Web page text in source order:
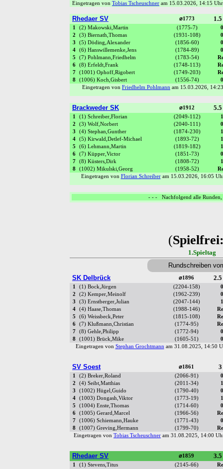
Eingetragen von Tobias Tscheuschner am 15.03.2026, 14:15
Rhedaer SV ⌀1773
1 (2) Makowski,Martin (1775-7)
2
(3) Biernath,Thomas (1931-108)
3
(5) Döding,Alexander (1856-60)
4
(6) Hanswillemenke,Jens (1784-89)
5
(7) Pohlmann,Friedhelm (1783-54)
6
(8) Erfeldt,Frank (1748-113)
7
(1001) Ophoff,Rigobert (1749-203)
8
(1006) Koch,Gisbert (1556-74)
Eingetragen von Friedhelm Pohlmann am 15.03.2026,
Brackweder SK ⌀1912
1 (1) Schreiber,Florian (2049-112)
2
(3) Wolf,Norbert (2040-111)
3
(4) Stephan,Gunther (1874-230)
4
(5) Kirwald,Detlef-Michael (1893-72)
5
(6) Lehmann,Martin (1819-182)
6
(7) Küpper,Victor (1851-73)
7
(8) Küsters,Dirk (1808-72)
8
(1002) Mikulski,Georg (1958-52)
Eingetragen von Florian Schreiberam 15.03.2026, 16:05
- - - Nachfolgend alle
(
1.Spieltag
Rundschreiben
SK Delbrück
⌀1896
1 (1) Bock,Jürgen (2204-158)
2
(2) Kemper,Meinolf (1962-239)
3
(3) Ernstberger,Julian (2047-144)
4
(4) Haase,Thomas (1988-146)
5
(6) Weissbeck,Peter (1815-108)
6
(7) Klußmann,Christian (1774-95)
7
(8) Gehle,Philipp (1772-94)
8
(1001) Brück,Mike (1605-51)
Eingetragen von Stephan Grochtmannam 31.08.2025, 14:50
SV Soest ⌀1861 3
1 (2) Breker,Roland (2066-91)
2
(4) Seibt,Matthias (2011-34)
3
(1002) Hügel,Guido (1790-40)
4
(1003) Dongash,Viktor (1773-19)
5
(1004) Enste,Thomas (1714-60)
6
(1005) Gerard,Marcel (1966-56)
7
(1006) Schiemann,Hauke (1771-43)
8
(1007) Greving,Hermann (1799-70)
Eingetragen von Tobias Tscheuschner am 31.08.2025, 14:00
Rhedaer SV ⌀1859
1 (1) Stevens,Titus (2145-66)